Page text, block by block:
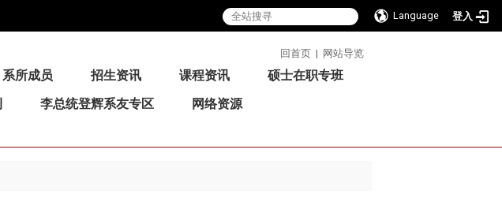
Language 登入
回首页 | 网站导览
系所成员 招生资讯 课程资讯
硕士在职专班
李总统登辉系友专区
网络资源